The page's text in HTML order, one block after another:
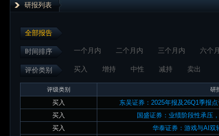
研报列表
全部报告
时间排序 一个月内 二个月内 三个月内 六个
评价类别 买入 增持 中性 减持 卖出
评级类别 研
买入
东吴证券：2025年报及26Q1季报
买入
国盛证券：业绩阶段性承压
买入
华泰证券：游戏与AI双